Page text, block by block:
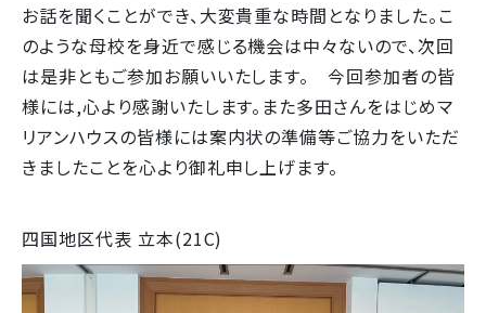
お話を聞くことができ、大変貴重な時間となりました。こ
のような母校を身近で感じる機会は中々ないので、次回
は是非ともご参加お願いいたします。 今回参加者の皆
様には,心より感謝いたします。また多田さんをはじめマ
リアンハウスの皆様には案内状の準備等ご協力をいただ
きましたことを心より御礼申し上げます。
四国地区代表 立本(21C)